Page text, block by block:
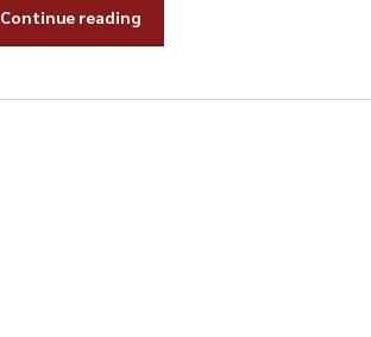
Continue reading